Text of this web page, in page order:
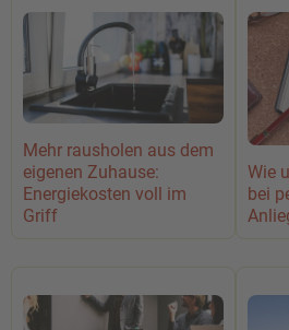
Mehr rausholen aus dem
eigenen Zuhause:
Energiekosten voll im
Griff
Wie
bei